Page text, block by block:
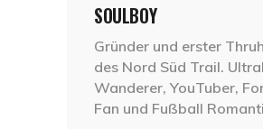
SOULBOY
Gründer und erster
des Nord Süd Trail.
Wanderer, YouTuber,
Fan und Fußball